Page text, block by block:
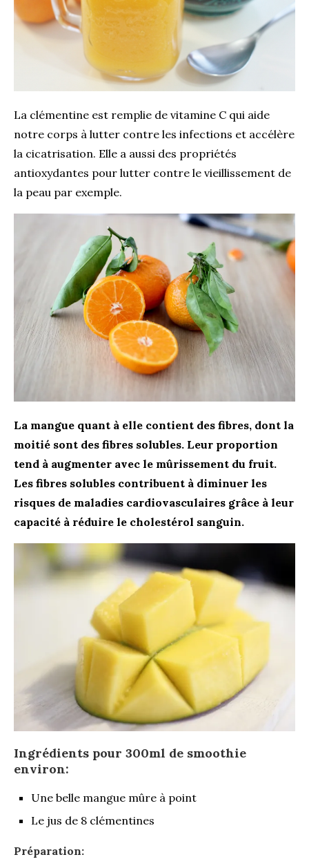
La clémentine est remplie de vitamine C qui aide
notre corps à lutter contre les infections et accélère
la cicatrisation. Elle a aussi des propriétés
antioxydantes pour lutter contre le vieillissement de
la peau par exemple.
La mangue quant à elle contient des fibres, dont la
moitié sont des fibres solubles. Leur proportion
tend à augmenter avec le mûrissement du fruit.
Les fibres solubles contribuent à diminuer les
risques de maladies cardiovasculaires grâce à leur
capacité à réduire le cholestérol sanguin.
Ingrédients pour 300ml de smoothie
environ:
Une belle mangue mûre à point
Le jus de 8 clémentines
Préparation: